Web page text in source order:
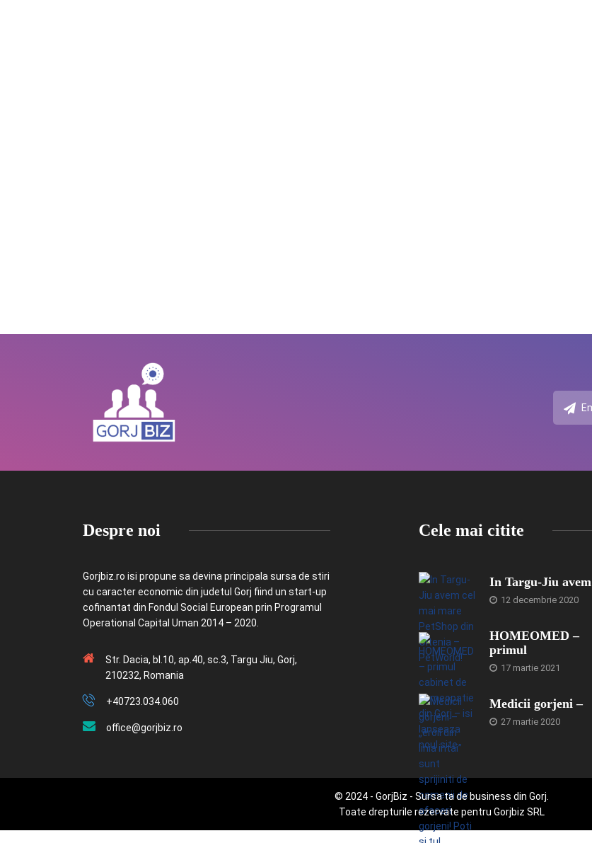
Despre noi
Gorjbiz.ro isi propune sa devina principala sursa de stiri
cu caracter economic din judetul Gorj fiind un start-up
cofinantat din Fondul Social European prin Programul
Operational Capital Uman 2014 – 2020.
Str. Dacia, bl.10, ap.40, sc.3, Targu Jiu, Gorj,
210232, Romania
+40723.034.060
office@gorjbiz.ro
Cele mai citite
In Targu-Jiu avem
12 decembrie 2020
HOMEOMED –
primul
17 martie 2021
Medicii gorjeni –
27 martie 2020
© 2024 - GorjBiz - Sursa ta de business din Gorj.
Toate drepturile rezervate pentru Gorjbiz SRL